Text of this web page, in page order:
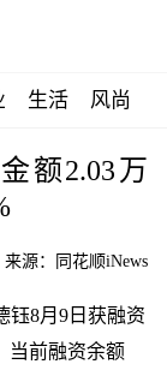
生活 风尚
额2.03万
来源：同花顺iNews
钰8月9日获融资
当前融资余额